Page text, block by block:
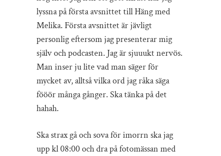
lyssna på första avsnittet till Häng med
Melika. Första avsnittet är jävligt
personlig eftersom jag presenterar mig
själv och podcasten. Jag är sjuuukt nervös.
Man inser ju lite vad man säger för
mycket av, alltså vilka ord jag råka säga
fööör många gånger. Ska tänka på det
hahah.
Ska strax gå och sova för imorrn ska jag
upp kl 08:00 och dra på fotomässan med